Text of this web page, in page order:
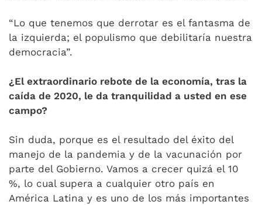
“Lo que tenemos que derrotar es el fantasma de
la izquierda; el populismo que debilitaría nuestra
democracia”.
¿El extraordinario rebote de la economía, tras la
caída de 2020, le da tranquilidad a usted en ese
campo?
Sin duda, porque es el resultado del éxito del
manejo de la pandemia y de la vacunación por
parte del Gobierno. Vamos a crecer quizá el 10
%, lo cual supera a cualquier otro país en
América Latina y es uno de los más importantes